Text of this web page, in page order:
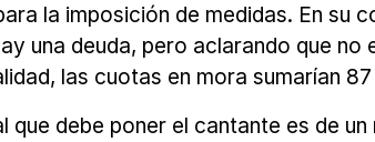
la imposición de medidas. En su
una deuda, pero aclarando que
las cuotas en mora sumarían
que debe poner el cantante es de